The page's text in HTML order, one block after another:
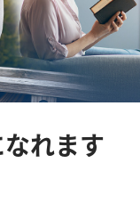
れます